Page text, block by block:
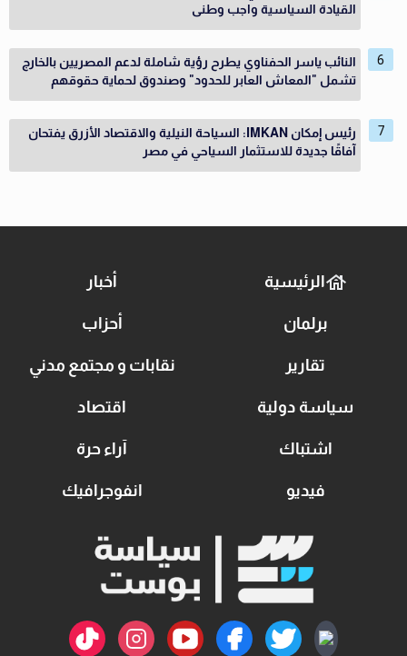
القيادة السياسية واجب وطنى
النائب ياسر الحفناوي يطرح رؤية شاملة لدعم المصريين بالخارج
تشمل "المعاش العابر للحدود" وصندوق لحماية حقوقهم
رئيس إمكان IMKAN: السياحة النيلية والاقتصاد الأزرق يفتحان
آفاقًا جديدة للاستثمار السياحي في مصر
الرئيسية أخبار
برلمان أحزاب
تقارير نقابات و مجتمع مدني
سياسة دولية اقتصاد
اشتباك آراء حرة
فيديو انفوجرافيك